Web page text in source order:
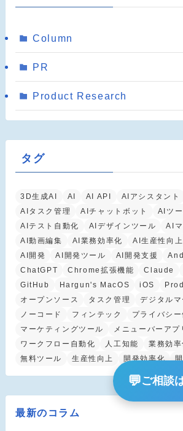
Column
PR
Product Research
タグ
3D生成AI AI AI API AIアシスタント
AIタスク管理
AIチャットボット
AIツ
AIテスト自動化
AIデザインツール
AI
AI動画編集
AI業務効率化 AI生産性向上
AI開発
AI開発ツール AI開発支援
ChatGPT
Chrome拡張機能 Claude
GitHub
Hargun's MacOS iOS
オープンソース
タスク管理
デジタル
ノーコード
フィンテック
プライバシー
マーケティングツール
メニューバーアプ
ワークフロー自動化
人工知能 業務効率
無料ツール
生産性向上 開発効率化
最新のコラム
💬ご相談